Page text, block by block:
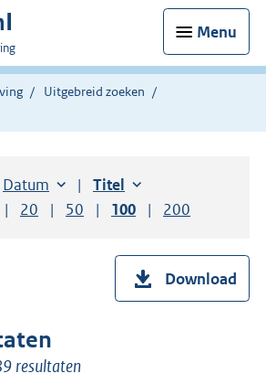
Menu
Uitgebreid zoeken
Sorteer op:
Datum aflopendSorteer op:
Titel oplopend
resultaten per pagina
Toon
20 resultaten per pagina
Toon
50 resultaten per pagina
Toon
100 resultaten per
Toon
200
Download
resultaten